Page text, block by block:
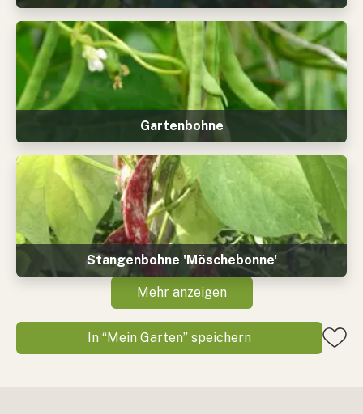
Gartenbohne
Stangenbohne 'Möschebonne'
Mehr anzeigen
In “Mein Garten” speichern